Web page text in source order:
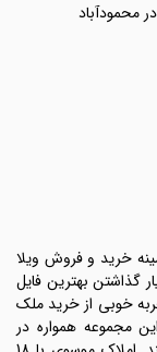
محمودآباد
خرید و فروش ویلا
گذاشتن بهترین فایل
خوبی از خرید ملک
مجموعه همواره در